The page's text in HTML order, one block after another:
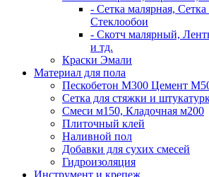
- Сетка малярная, Сетка
Стеклообои
- Скотч малярный,
и тд.
Краски Эмали
Материал для пола
Пескобетон М300 Цемент
Сетка для стяжки и
Смеси м150, Кладочная м200
Плиточный клей
Наливной пол
Добавки для сухих смесей
Гидроизоляция
Инструмент и крепеж